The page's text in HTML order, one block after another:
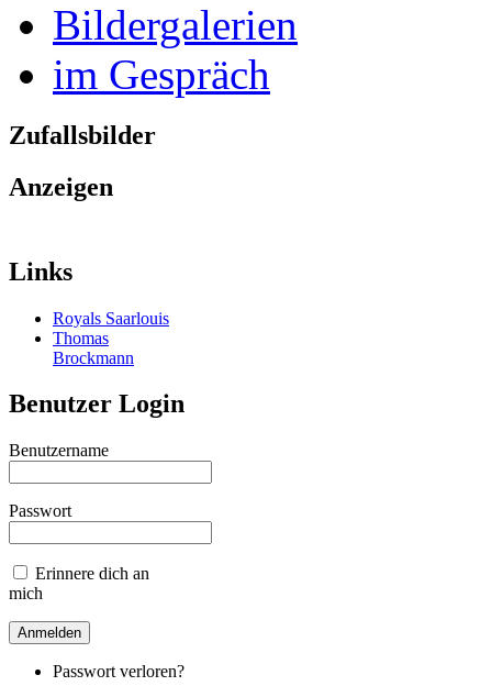
Bildergalerien
im Gespräch
Zufallsbilder
Anzeigen
Links
Royals Saarlouis
Thomas
Brockmann
Benutzer Login
Benutzername
Passwort
Erinnere dich an
mich
Passwort verloren?